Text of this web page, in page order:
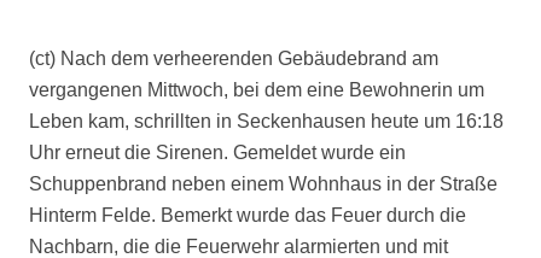
(ct) Nach dem verheerenden Gebäudebrand am
vergangenen Mittwoch, bei dem eine Bewohnerin um
Leben kam, schrillten in Seckenhausen heute um 16:18
Uhr erneut die Sirenen. Gemeldet wurde ein
Schuppenbrand neben einem Wohnhaus in der Straße
Hinterm Felde. Bemerkt wurde das Feuer durch die
Nachbarn, die die Feuerwehr alarmierten und mit